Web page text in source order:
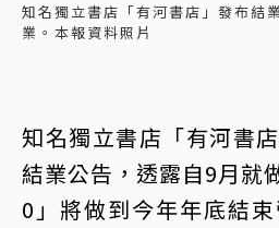
知名獨立書店「有河書店」發布結
業。本報資料照片
知名獨立書店「有河書
結業公告，透露自9月就
0」將做到今年年底結